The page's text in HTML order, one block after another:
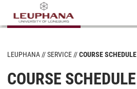
LEUPHANA SERVICE COURSE SCHEDULE
COURSE SCHEDULE